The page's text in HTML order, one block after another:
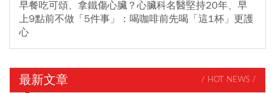
早餐吃可頌、拿鐵傷心臟？心臟科名醫堅持20年、早
上9點前不做「5件事」：喝咖啡前先喝「這1杯」更護
心
最新文章 / HOT NEWS /